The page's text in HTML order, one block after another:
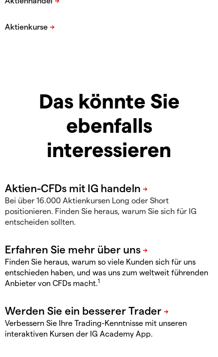
Das könnte Sie
ebenfalls
interessieren
Bei über 16.000 Aktienkursen Long oder Short
positionieren. Finden Sie heraus, warum Sie sich für IG
entscheiden sollten.
Finden Sie heraus, warum so viele Kunden sich für uns
entschieden haben, und was uns zum weltweit führenden
Anbieter von CFDs macht.1
Verbessern Sie Ihre Trading-Kenntnisse mit unseren
interaktiven Kursen der IG Academy App.